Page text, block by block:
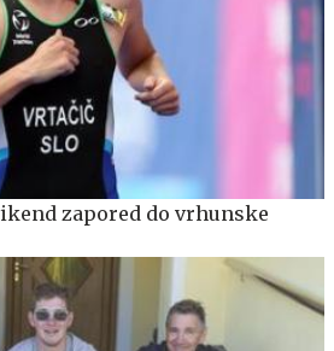
zapored do vrhunske